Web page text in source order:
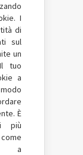
I
di
sul
un
tuo
a
È
più
a